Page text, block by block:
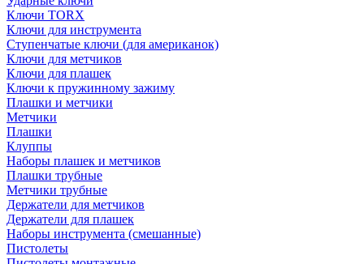
Ключи TORX
Ключи для инструмента
Ступенчатые ключи (для американок)
Ключи для метчиков
Ключи для плашек
Ключи к пружинному зажиму
Плашки и метчики
Метчики
Плашки
Клуппы
Наборы плашек и метчиков
Плашки трубные
Метчики трубные
Держатели для метчиков
Держатели для плашек
Наборы инструмента (смешанные)
Пистолеты